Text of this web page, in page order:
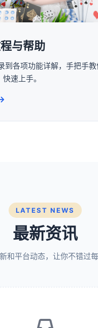
与帮助
到各项功能详解，手把手
速上手。
LATEST NEWS
最新资讯
和平台动态，让你不错过每